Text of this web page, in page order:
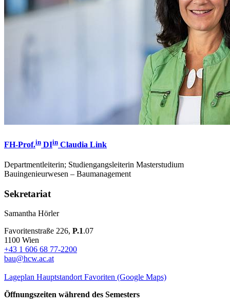
FH-Prof.in DIin Claudia Link
Departmentleiterin; Studiengangsleiterin Masterstudium
Bauingenieurwesen – Baumanagement
Sekretariat
Samantha Hörler
Favoritenstraße 226, P.1.07
1100 Wien
+43 1 606 68 77-2200
bau@hcw.ac.at
Lageplan Hauptstandort Favoriten (Google Maps)
Öffnungszeiten während des Semesters